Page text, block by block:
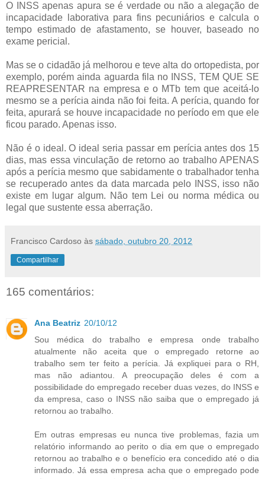
O INSS apenas apura se é verdade ou não a alegação de
incapacidade laborativa para fins pecuniários e calcula o
tempo estimado de afastamento, se houver, baseado no
exame pericial.
Mas se o cidadão já melhorou e teve alta do ortopedista, por
exemplo, porém ainda aguarda fila no INSS, TEM QUE SE
REAPRESENTAR na empresa e o MTb tem que aceitá-lo
mesmo se a perícia ainda não foi feita. A perícia, quando for
feita, apurará se houve incapacidade no período em que ele
ficou parado. Apenas isso.
Não é o ideal. O ideal seria passar em perícia antes dos 15
dias, mas essa vinculação de retorno ao trabalho APENAS
após a perícia mesmo que sabidamente o trabalhador tenha
se recuperado antes da data marcada pelo INSS, isso não
existe em lugar algum. Não tem Lei ou norma médica ou
legal que sustente essa aberração.
Francisco Cardoso às sábado, outubro 20, 2012
Compartilhar
165 comentários:
Ana Beatriz 20/10/12
Sou médica do trabalho e empresa onde trabalho
atualmente não aceita que o empregado retorne ao
trabalho sem ter feito a perícia. Já expliquei para o RH,
mas não adiantou. A preocupação deles é com a
possibilidade do empregado receber duas vezes, do INSS e
da empresa, caso o INSS não saiba que o empregado já
retornou ao trabalho.
Em outras empresas eu nunca tive problemas, fazia um
relatório informando ao perito o dia em que o empregado
retornou ao trabalho e o benefício era concedido até o dia
informado. Já essa empresa acha que o empregado pode